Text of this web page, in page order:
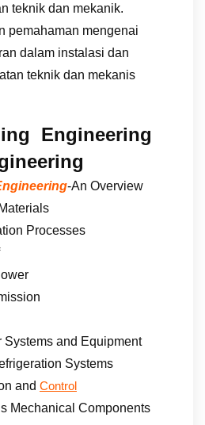
teknik dan mekanik.
pemahaman mengenai
dalam instalasi dan
teknik dan mekanis
Engineering
-An Overview
Materials
Processes
Systems and Equipment
Systems
and Control
Mechanical Components